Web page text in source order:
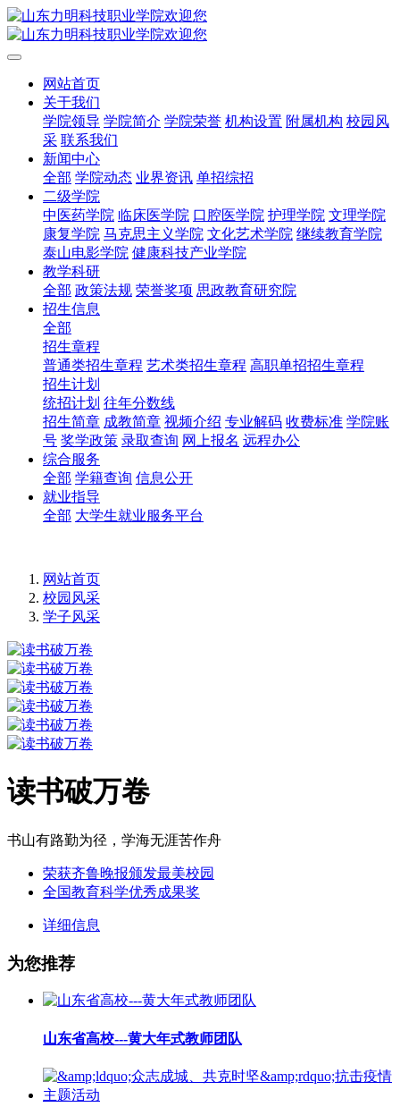
网站首页
关于我们
学院领导 学院简介 学院荣誉 机构设置 附属机构 校园风
采 联系我们
新闻中心
全部 学院动态 业界资讯 单招综招
二级学院
中医药学院 临床医学院 口腔医学院 护理学院 文理学院
康复学院 马克思主义学院 文化艺术学院 继续教育学院
泰山电影学院 健康科技产业学院
教学科研
全部 政策法规 荣誉奖项 思政教育研究院
招生信息
全部
招生章程
普通类招生章程 艺术类招生章程 高职单招招生章程
招生计划
统招计划 往年分数线
招生简章 成教简章 视频介绍 专业解码 收费标准 学院账
号 奖学政策 录取查询 网上报名 远程办公
综合服务
全部 学籍查询 信息公开
就业指导
全部 大学生就业服务平台
网站首页
校园风采
学子风采
读书破万卷
书山有路勤为径，学海无涯苦作舟
荣获齐鲁晚报颁发最美校园
全国教育科学优秀成果奖
详细信息
为您推荐
山东省高校---黄大年式教师团队